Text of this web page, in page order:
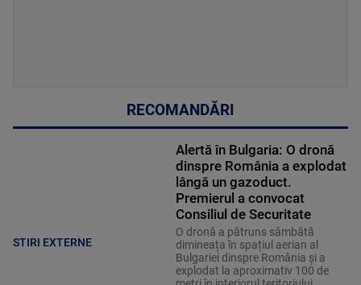
RECOMANDĂRI
STIRI EXTERNE
Alertă în Bulgaria: O dronă
dinspre România a explodat
lângă un gazoduct.
Premierul a convocat
Consiliul de Securitate
O dronă a pătruns sâmbătă
dimineața în spațiul aerian al
Bulgariei dinspre România și a
explodat la aproximativ 100 de